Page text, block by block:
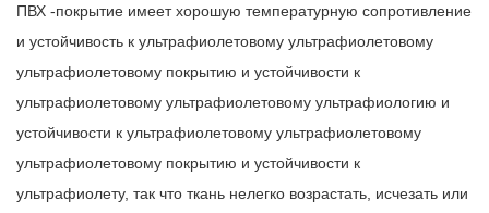
ПВХ -покрытие имеет хорошую температурную сопротивление
и устойчивость к ультрафиолетовому ультрафиолетовому
ультрафиолетовому покрытию и устойчивости к
ультрафиолетовому ультрафиолетовому ультрафиологию и
устойчивости к ультрафиолетовому ультрафиолетовому
ультрафиолетовому покрытию и устойчивости к
ультрафиолету, так что ткань нелегко возрастать, исчезать или